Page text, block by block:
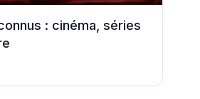
: cinéma, séries